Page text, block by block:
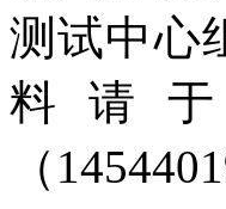
测试中心
料请
（